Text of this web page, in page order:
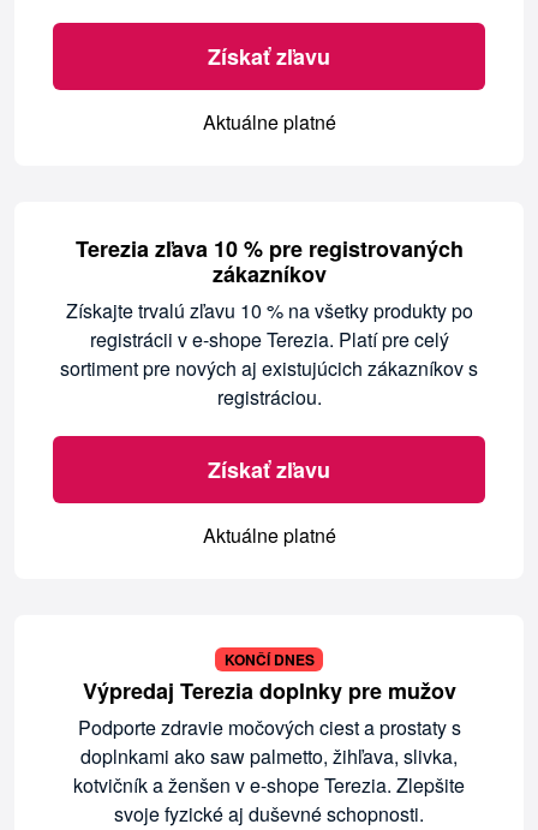
Získať zľavu
Aktuálne platné
Terezia zľava 10 % pre registrovaných
zákazníkov
Získajte trvalú zľavu 10 % na všetky produkty po
registrácii v e-shope Terezia. Platí pre celý
sortiment pre nových aj existujúcich zákazníkov s
registráciou.
Získať zľavu
Aktuálne platné
KONČÍ DNES
Výpredaj Terezia doplnky pre mužov
Podporte zdravie močových ciest a prostaty s
doplnkami ako saw palmetto, žihľava, slivka,
kotvičník a ženšen v e-shope Terezia. Zlepšite
svoje fyzické aj duševné schopnosti.